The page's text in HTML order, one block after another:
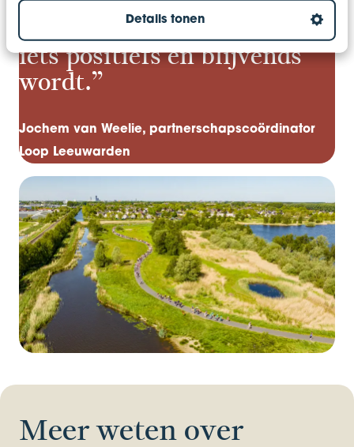
Details tonen
op hun eigen prestatie,
zodat bewegen en vitaliteit
iets positiefs en blijvends
wordt.”
Jochem van Weelie, partnerschapscoördinator
Loop Leeuwarden
Meer weten over